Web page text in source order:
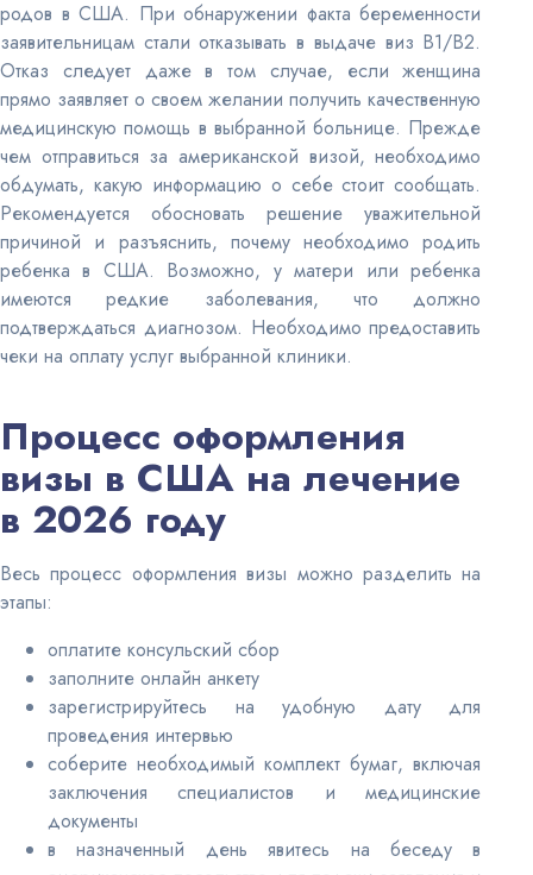
родов в США. При обнаружении факта беременности
заявительницам стали отказывать в выдаче виз B1/B2.
Отказ следует даже в том случае, если женщина
прямо заявляет о своем желании получить качественную
медицинскую помощь в выбранной больнице. Прежде
чем отправиться за американской визой, необходимо
обдумать, какую информацию о себе стоит сообщать.
Рекомендуется обосновать решение уважительной
причиной и разъяснить, почему необходимо родить
ребенка в США. Возможно, у матери или ребенка
имеются редкие заболевания, что должно
подтверждаться диагнозом. Необходимо предоставить
чеки на оплату услуг выбранной клиники.
Процесс оформления
визы в США на лечение
в 2026 году
Весь процесс оформления визы можно разделить на
этапы:
оплатите консульский сбор
заполните онлайн анкету
зарегистрируйтесь на удобную дату для
проведения интервью
соберите необходимый комплект бумаг, включая
заключения специалистов и медицинские
документы
в назначенный день явитесь на беседу в